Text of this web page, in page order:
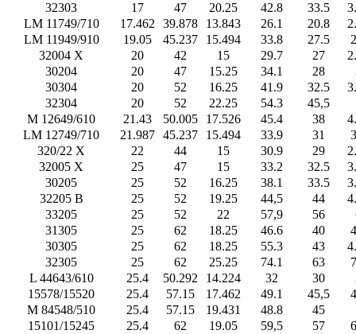
32303
17 47 20.25 42.8 33.5
LM 11749/710
17.462 39.878 13.843 26.1 20.8
LM 11949/910
19.05 45.237 15.494 33.8 27.5
32004 X
20 42 15 29.7 27
30204
20 47 15.25 34.1 28
30304
20 52 16.25 41.9 32.5
32304
20 52 22.25 54.3 45,5
M 12649/610
21.43 50.005 17.526 45.4 38
LM 12749/710
21.987 45.237 15.494 33.9 31
320/22 X
22 44 15 30.9 29
32005 X
25 47 15 33.2 32.5
30205
25 52 16.25 38.1 33.5
32205 B
25 52 19.25 44,5 44
33205
25 52 22 57,9 56
31305
25 62 18.25 46.6 40
30305
25 62 18.25 55.3 43
32305
25 62 25.25 74.1 63
L 44643/610
25.4 50.292 14.224 32 30
15578/15520
25.4 57.15 17.462 49.1 45,5
M 84548/510
25.4 57.15 19.431 48.8 45
15101/15245
25.4 62 19.05 59,5 57